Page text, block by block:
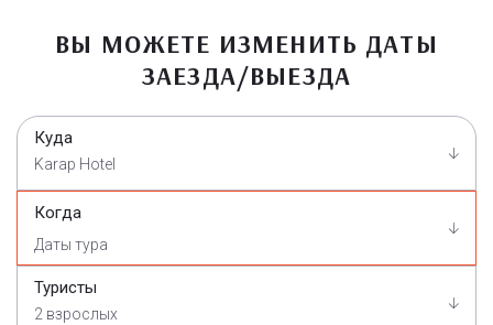
ВЫ МОЖЕТЕ ИЗМЕНИТЬ ДАТЫ
ЗАЕЗДА/ВЫЕЗДА
Куда
Karap Hotel
Когда
Туристы
2 взрослых